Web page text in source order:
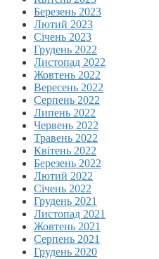
Березень 2023
Лютий 2023
Січень 2023
Грудень 2022
Листопад 2022
Жовтень 2022
Вересень 2022
Серпень 2022
Липень 2022
Червень 2022
Травень 2022
Квітень 2022
Березень 2022
Лютий 2022
Січень 2022
Грудень 2021
Листопад 2021
Жовтень 2021
Серпень 2021
Грудень 2020